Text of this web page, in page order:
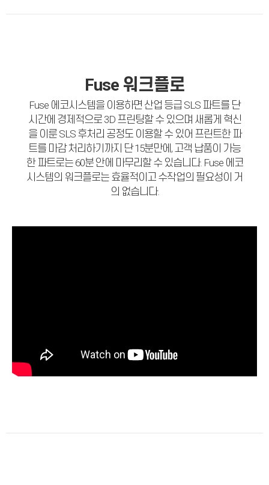
Fuse 워크플로
Fuse 에코시스템을 이용하면 산업 등급 SLS 파트를 단
시간에 경제적으로 3D 프린팅할 수 있으며 새롭게 혁신
을 이룬 SLS 후처리 공정도 이용할 수 있어 프린트한 파
트를 마감 처리하기까지 단 15분만에, 고객 납품이 가능
한 파트로는 60분 안에 마무리할 수 있습니다. Fuse 에코
시스템의 워크플로는 효율적이고 수작업의 필요성이 거
의 없습니다.